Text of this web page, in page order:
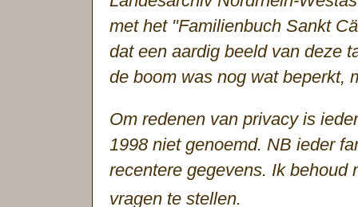
met het "Familienbuch Sankt
dat een aardig beeld van deze
de boom was nog wat beperkt,
Om redenen van privacy is
1998 niet genoemd. NB ieder
recentere gegevens. Ik behoud
vragen te stellen.